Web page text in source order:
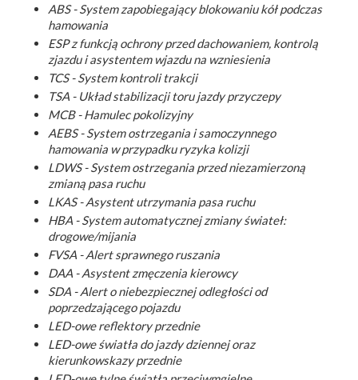
ABS - System zapobiegający blokowaniu kół podczas
hamowania
ESP z funkcją ochrony przed dachowaniem, kontrolą
zjazdu i asystentem wjazdu na wzniesienia
TCS - System kontroli trakcji
TSA - Układ stabilizacji toru jazdy przyczepy
MCB - Hamulec pokolizyjny
AEBS - System ostrzegania i samoczynnego
hamowania w przypadku ryzyka kolizji
LDWS - System ostrzegania przed niezamierzoną
zmianą pasa ruchu
LKAS - Asystent utrzymania pasa ruchu
HBA - System automatycznej zmiany świateł:
drogowe/mijania
FVSA - Alert sprawnego ruszania
DAA - Asystent zmęczenia kierowcy
SDA - Alert o niebezpiecznej odległości od
poprzedzającego pojazdu
LED-owe reflektory przednie
LED-owe światła do jazdy dziennej oraz
kierunkowskazy przednie